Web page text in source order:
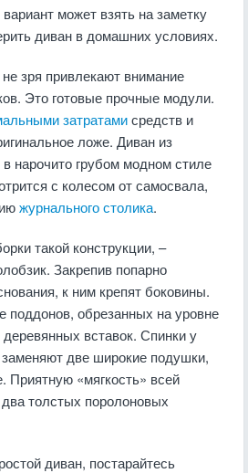
может взять на заметку
диван в домашних условиях.
зря привлекают внимание
Это готовые прочные модули.
затратамисредств и
ложе. Диван из
нарочито грубом модном стиле
с колесом от самосвала,
журнального столика.
такой конструкции, –
Закрепив попарно
к ним крепят боковины.
поддонов, обрезанных на уровне
вставок. Спинки у
заменяют две широкие подушки,
Приятную «мягкость» всей
толстых поролоновых
диван, постарайтесь